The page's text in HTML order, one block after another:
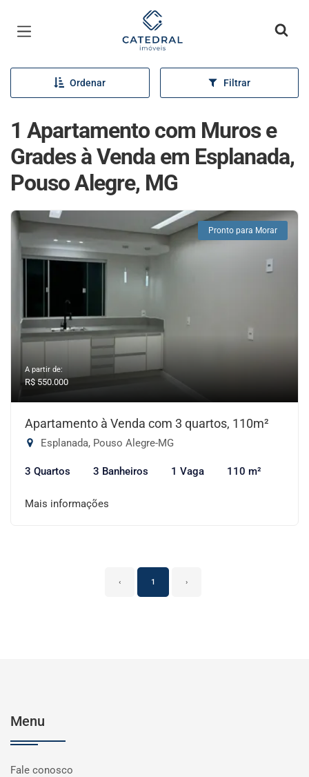
Página inicial
Ordenar Filtrar
1 Apartamento com Muros e
Grades à Venda em Esplanada,
Pouso Alegre, MG
Pronto para Morar
A partir de:
R$ 550.000
Apartamento à Venda com 3 quartos, 110m²
Esplanada, Pouso Alegre-MG
3 Quartos 3 Banheiros 1 Vaga 110 m²
Mais informações
‹ 1 ›
Menu
Fale conosco